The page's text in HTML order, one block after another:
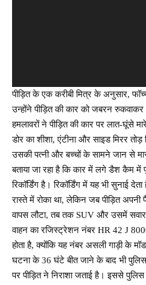
पीड़ित के एक करीबी मित्र के अनुसार,
उन्होंने पीड़ित की कार को जबरन रुकवाकर
हमलावरों ने पीड़ित की कार पर लात-घूंसे
डोर का शीशा, एंटीना और साइड मिरर तोड़
उसकी पत्नी और बच्चों के सामने जान से
बताया जा रहा है कि कार में लगे डैश कैम में
रिकॉर्डिंग है। रिकॉर्डिंग में यह भी सुनाई
रास्ते में रोका था, लेकिन जब पीड़ित अपनी
वापस लौटा, तब तक SUV और उसमें
वाहन का रजिस्ट्रेशन नंबर HR 42 J
होता है, क्योंकि यह नंबर असली गाड़ी के
घटना के 36 घंटे बीत जाने के बाद भी
पर पीड़ित ने निराशा जताई है। इससे